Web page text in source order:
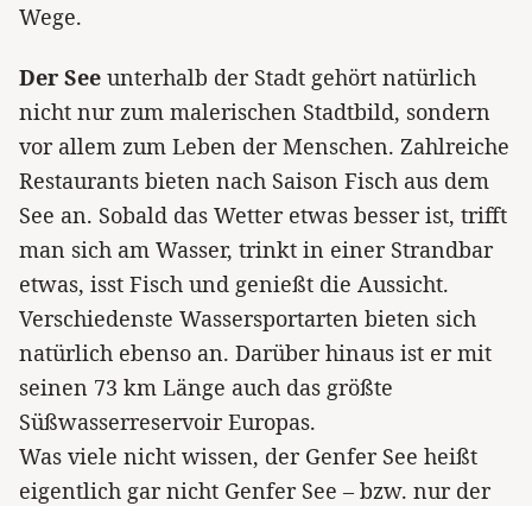
Wege.
Der See unterhalb der Stadt gehört natürlich
nicht nur zum malerischen Stadtbild, sondern
vor allem zum Leben der Menschen. Zahlreiche
Restaurants bieten nach Saison Fisch aus dem
See an. Sobald das Wetter etwas besser ist, trifft
man sich am Wasser, trinkt in einer Strandbar
etwas, isst Fisch und genießt die Aussicht.
Verschiedenste Wassersportarten bieten sich
natürlich ebenso an. Darüber hinaus ist er mit
seinen 73 km Länge auch das größte
Süßwasserreservoir Europas.
Was viele nicht wissen, der Genfer See heißt
eigentlich gar nicht Genfer See – bzw. nur der